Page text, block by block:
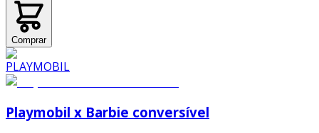
Comprar
Playmobil x Barbie conversível